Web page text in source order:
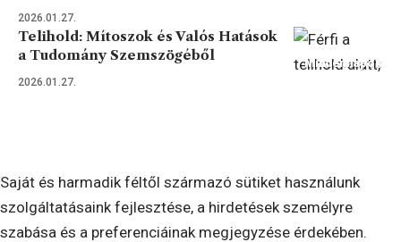
2026.01.27.
Mindennapok
Telihold: Mítoszok és Valós Hatások
a Tudomány Szemszögéből
2026.01.27.
Saját és harmadik féltől származó sütiket használunk
szolgáltatásaink fejlesztése, a hirdetések személyre
szabása és a preferenciáinak megjegyzése érdekében.